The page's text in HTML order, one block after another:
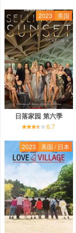
2023 美国
日落家园 第六季
6.7
2023 美国 / 日本